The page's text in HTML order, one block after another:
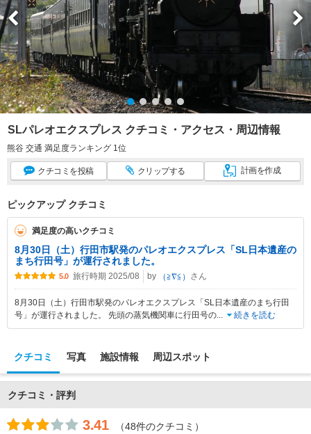
SLパレオエクスプレス クチコミ・アクセス・周辺情報
熊谷 交通 満足度ランキング 1位
クチコミ を投稿 クリップする 計画を作成
ピックアップ クチコミ
満足度の高いクチコミ
8月30日（土）行田市駅発のパレオエクスプレス「SL日本遺産の
まち行田号」が運行されました。
5.0 旅行時期 2025/08 by （≧∇≦） さん
8月30日（土）行田市駅発のパレオエクスプレス「SL日本遺産のまち行田
号」が運行されました。 先頭の蒸気機関車に行田号の... 続きを読む
クチコミ 写真 施設情報 周辺スポット
クチコミ・評判
3.41
（48件のクチコミ）